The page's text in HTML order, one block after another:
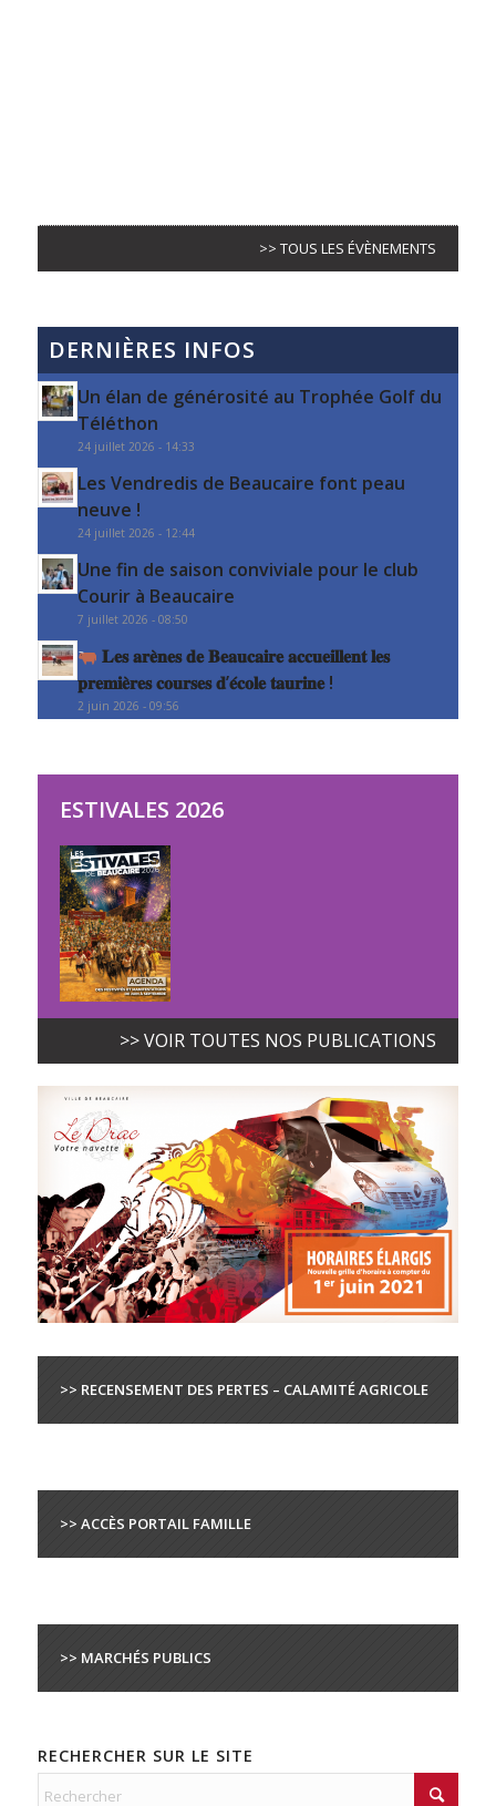
>> TOUS LES ÉVÈNEMENTS
DERNIÈRES INFOS
Un élan de générosité au Trophée Golf du
Téléthon
24 juillet 2026 - 14:33
Les Vendredis de Beaucaire font peau
neuve !
24 juillet 2026 - 12:44
Une fin de saison conviviale pour le club
Courir à Beaucaire
7 juillet 2026 - 08:50
𝐋𝐞𝐬 𝐚𝐫𝐞̀𝐧𝐞𝐬 𝐝𝐞 𝐁𝐞𝐚𝐮𝐜𝐚𝐢𝐫𝐞 𝐚𝐜𝐜𝐮𝐞𝐢𝐥𝐥𝐞𝐧𝐭 𝐥𝐞𝐬
𝐩𝐫𝐞𝐦𝐢𝐞̀𝐫𝐞𝐬 𝐜𝐨𝐮𝐫𝐬𝐞𝐬 𝐝’𝐞́𝐜𝐨𝐥𝐞 𝐭𝐚𝐮𝐫𝐢𝐧𝐞 !
2 juin 2026 - 09:56
ESTIVALES 2026
>> VOIR TOUTES NOS PUBLICATIONS
>> RECENSEMENT DES PERTES – CALAMITÉ AGRICOLE
>> ACCÈS PORTAIL FAMILLE
>> MARCHÉS PUBLICS
RECHERCHER SUR LE SITE